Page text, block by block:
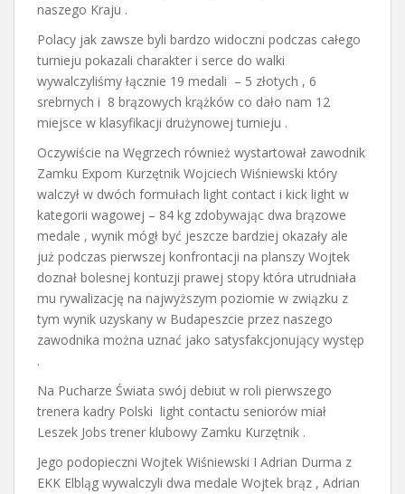
naszego Kraju .
Polacy jak zawsze byli bardzo widoczni podczas całego
turnieju pokazali charakter i serce do walki
wywalczyliśmy łącznie 19 medali – 5 złotych , 6
srebrnych i 8 brązowych krążków co dało nam 12
miejsce w klasyfikacji drużynowej turnieju .
Oczywiście na Węgrzech również wystartował zawodnik
Zamku Expom Kurzętnik Wojciech Wiśniewski który
walczył w dwóch formułach light contact i kick light w
kategorii wagowej – 84 kg zdobywając dwa brązowe
medale , wynik mógł być jeszcze bardziej okazały ale
już podczas pierwszej konfrontacji na planszy Wojtek
doznał bolesnej kontuzji prawej stopy która utrudniała
mu rywalizację na najwyższym poziomie w związku z
tym wynik uzyskany w Budapeszcie przez naszego
zawodnika można uznać jako satysfakcjonujący występ
.
Na Pucharze Świata swój debiut w roli pierwszego
trenera kadry Polski light contactu seniorów miał
Leszek Jobs trener klubowy Zamku Kurzętnik .
Jego podopieczni Wojtek Wiśniewski I Adrian Durma z
EKK Elbląg wywalczyli dwa medale Wojtek brąz , Adrian